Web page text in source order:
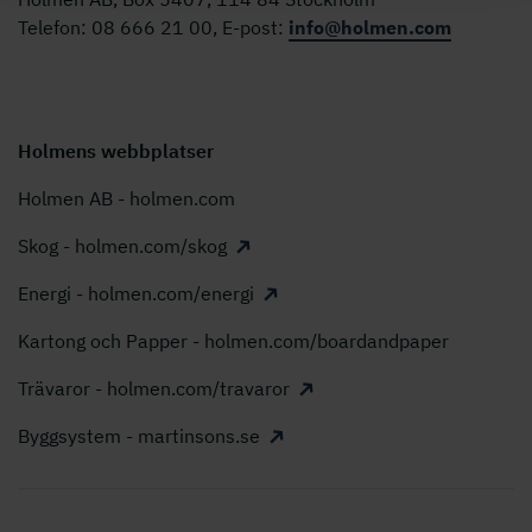
Telefon: 08 666 21 00, E-post: info@holmen.com
Holmens webbplatser
Holmen AB - holmen.com
Skog - holmen.com/skog
Energi - holmen.com/energi
Kartong och Papper - holmen.com/boardandpaper
Trävaror - holmen.com/travaror
Byggsystem - martinsons.se